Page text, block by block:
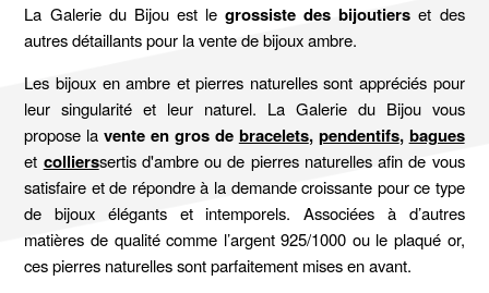
La Galerie du Bijou est legrossiste des bijoutiers et des
autres détaillants pour la vente de bijoux ambre.
Les bijoux en ambre et pierres naturelles sont appréciés pour
leur singularité et leur naturel. La Galerie du Bijou vous
propose lavente en gros de bracelets, pendentifs, bagues
et collierssertis d'ambre ou de pierres naturelles afin de vous
satisfaire et de répondre à la demande croissante pour ce type
de bijoux élégants et intemporels. Associées à d’autres
matières de qualité comme l’argent 925/1000 ou le plaqué or,
ces pierres naturelles sont parfaitement mises en avant.